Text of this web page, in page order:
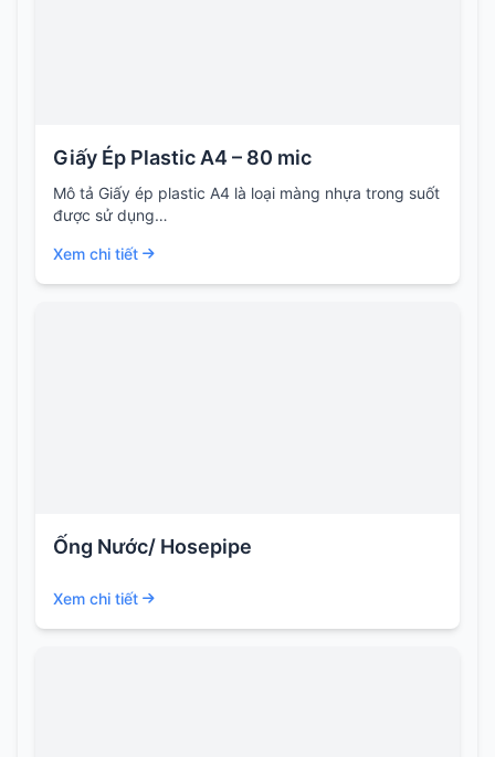
Giấy Ép Plastic A4 – 80 mic
Mô tả Giấy ép plastic A4 là loại màng nhựa trong suốt
được sử dụng…
Xem chi tiết
Ống Nước/ Hosepipe
Xem chi tiết